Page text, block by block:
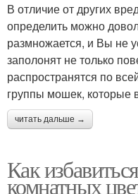
В отличие от других
определить можно
размножается, и Вы не
заполонят не только
распространятся по
группы мошек, которые
читать дальше →
Как
комнатных